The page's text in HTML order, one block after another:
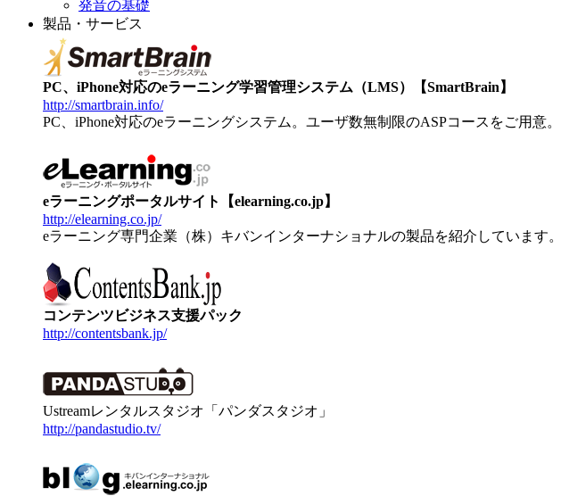
発音の基礎
製品・サービス
PC、iPhone対応のeラーニング学習管理システム（LMS）【SmartBrain】
http://smartbrain.info/
PC、iPhone対応のeラーニングシステム。ユーザ数無制限のASPコースをご用意。
eラーニングポータルサイト【elearning.co.jp】
http://elearning.co.jp/
eラーニング専門企業（株）キバンインターナショナルの製品を紹介しています。
コンテンツビジネス支援パック
http://contentsbank.jp/
Ustreamレンタルスタジオ「パンダスタジオ」
http://pandastudio.tv/